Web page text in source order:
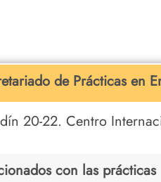
de Prácticas en
20-22. Centro
con las prácticas